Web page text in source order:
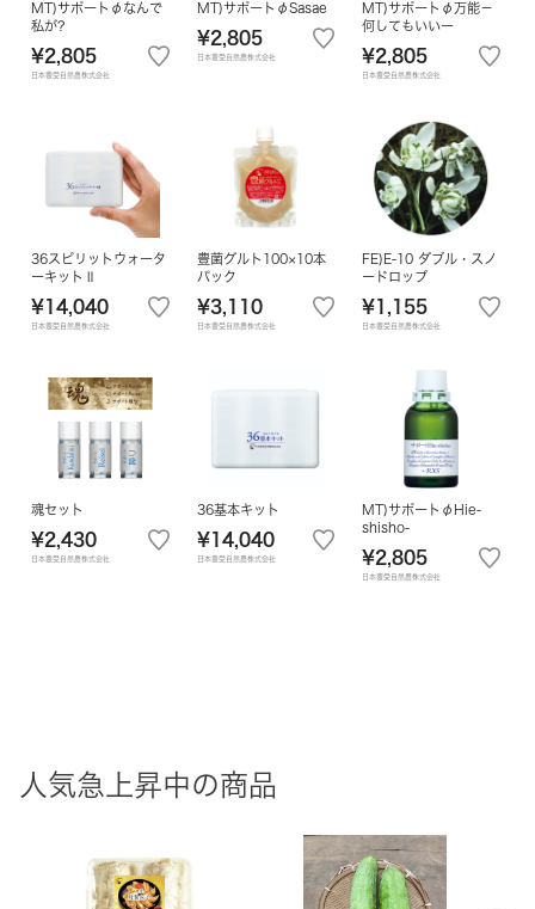
MT)サポートφなんで
私が?
¥2,805
日本豊受自然農株式会社
MT)サポートφSasae
¥2,805
日本豊受自然農株式会社
MT)サポートφ万能－
何してもいいー
¥2,805
日本豊受自然農株式会社
36スピリットウォータ
ーキットⅡ
¥14,040
日本豊受自然農株式会社
豊菌グルト100×10本
パック
¥3,110
日本豊受自然農株式会社
FE)E-10 ダブル・スノ
ードロップ
¥1,155
日本豊受自然農株式会社
魂セット
¥2,430
日本豊受自然農株式会社
36基本キット
¥14,040
日本豊受自然農株式会社
MT)サポートφHie-
shisho-
¥2,805
日本豊受自然農株式会社
人気急上昇中の商品